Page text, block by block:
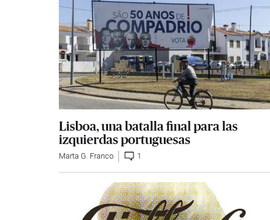
Lisboa, una batalla final para las
izquierdas portuguesas
Marta G. Franco 1